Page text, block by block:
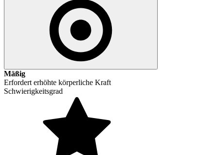
Mäßig
Erfordert erhöhte körperliche Kraft
Schwierigkeitsgrad